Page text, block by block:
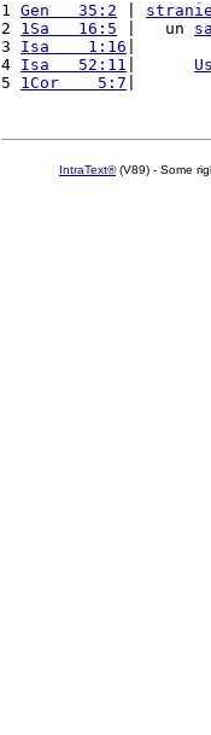
1 Gen   35:2
2 1Sa   16:5 |   un
3 Isa    1:16 |
4 Isa   52:11
5 1Cor    5:7 |
IntraText®(V89) - Some